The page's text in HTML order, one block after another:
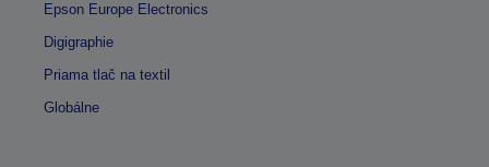
Epson Europe Electronics
Digigraphie
Priama tlač na textil
Globálne